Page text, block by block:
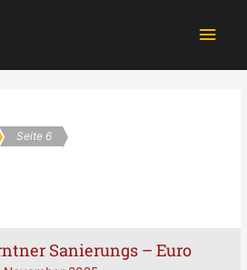
Seite 6
Sanierungs – Euro